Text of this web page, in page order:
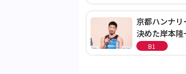
京都ハンナ
決めた岸本
ゴというち
B1